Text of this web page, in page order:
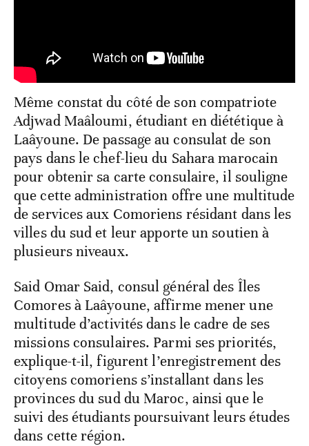
Même constat du côté de son compatriote
Adjwad Maâloumi, étudiant en diététique à
Laâyoune. De passage au consulat de son
pays dans le chef-lieu du Sahara marocain
pour obtenir sa carte consulaire, il souligne
que cette administration offre une multitude
de services aux Comoriens résidant dans les
villes du sud et leur apporte un soutien à
plusieurs niveaux.
Said Omar Said, consul général des Îles
Comores à Laâyoune, affirme mener une
multitude d’activités dans le cadre de ses
missions consulaires. Parmi ses priorités,
explique-t-il, figurent l’enregistrement des
citoyens comoriens s’installant dans les
provinces du sud du Maroc, ainsi que le
suivi des étudiants poursuivant leurs études
dans cette région.